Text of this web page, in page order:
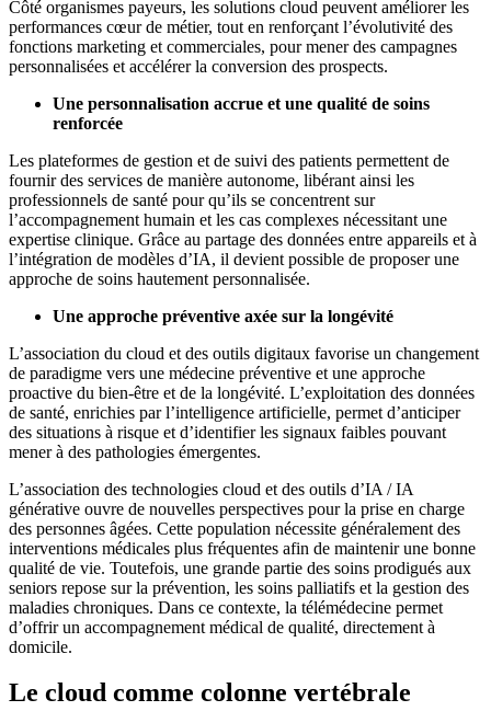
Côté organismes payeurs, les solutions cloud peuvent améliorer les
performances cœur de métier, tout en renforçant l’évolutivité des
fonctions marketing et commerciales, pour mener des campagnes
personnalisées et accélérer la conversion des prospects.
Une personnalisation accrue et une qualité de soins
renforcée
Les plateformes de gestion et de suivi des patients permettent de
fournir des services de manière autonome, libérant ainsi les
professionnels de santé pour qu’ils se concentrent sur
l’accompagnement humain et les cas complexes nécessitant une
expertise clinique. Grâce au partage des données entre appareils et à
l’intégration de modèles d’IA, il devient possible de proposer une
approche de soins hautement personnalisée.
Une approche préventive axée sur la longévité
L’association du cloud et des outils digitaux favorise un changement
de paradigme vers une médecine préventive et une approche
proactive du bien-être et de la longévité. L’exploitation des données
de santé, enrichies par l’intelligence artificielle, permet d’anticiper
des situations à risque et d’identifier les signaux faibles pouvant
mener à des pathologies émergentes.
L’association des technologies cloud et des outils d’IA / IA
générative ouvre de nouvelles perspectives pour la prise en charge
des personnes âgées. Cette population nécessite généralement des
interventions médicales plus fréquentes afin de maintenir une bonne
qualité de vie. Toutefois, une grande partie des soins prodigués aux
seniors repose sur la prévention, les soins palliatifs et la gestion des
maladies chroniques. Dans ce contexte, la télémédecine permet
d’offrir un accompagnement médical de qualité, directement à
domicile.
Le cloud comme colonne vertébrale